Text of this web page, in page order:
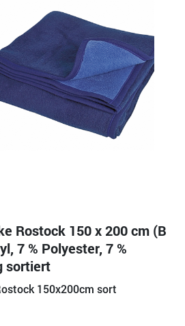
Rostock 150 x 200 cm (B
7 % Polyester, 7 %
sortiert
150x200cm sort